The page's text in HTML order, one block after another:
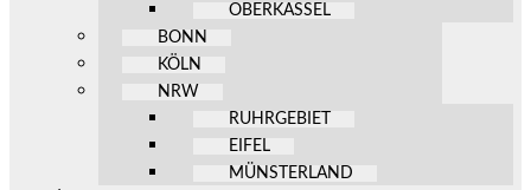
OBERKASSEL
BONN
KÖLN
NRW
RUHRGEBIET
EIFEL
MÜNSTERLAND